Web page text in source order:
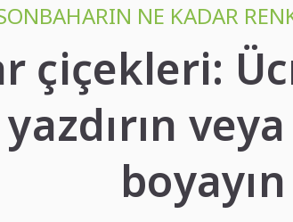
NE KADAR
çiçekleri:
yazdırın
boyayın